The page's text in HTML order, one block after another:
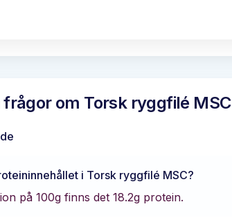
frågor om Torsk ryggfilé MSC
i Torsk ryggfilé MSC?
på 100g finns det 18.2g protein.